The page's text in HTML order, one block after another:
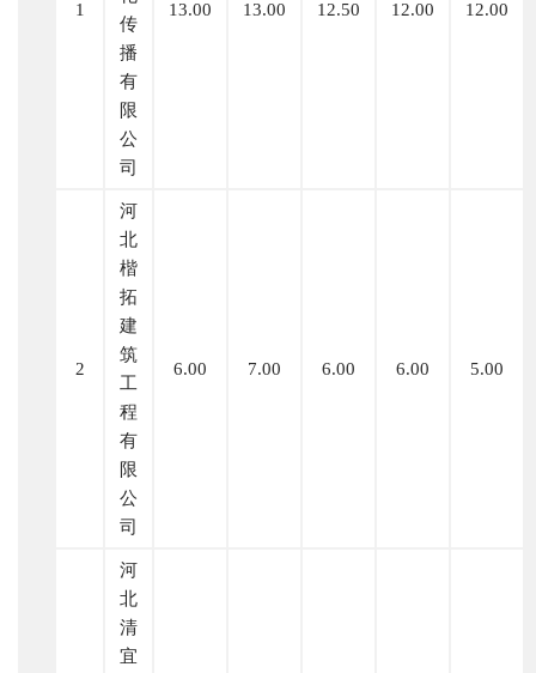
1
传
播
有
限
公
司
13.00 13.00 12.50 12.00 12.00
2
河
北
楷
拓
建
筑
工
程
有
限
公
司
6.00 7.00 6.00 6.00 5.00
河
北
清
宜